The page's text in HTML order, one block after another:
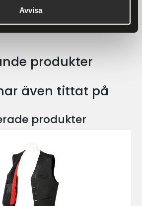
Avvisa
produkter
även tittat på
produkter